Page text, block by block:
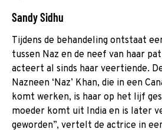
Sandy Sidhu
Tijdens de behandeling ontstaat
tussen Naz en de neef van haar
acteert al sinds haar veertiende.
Nazneen ‘Naz’ Khan, die in een
komt werken, is haar op het lijf
moeder komt uit India en is later
geworden”, vertelt de actrice in